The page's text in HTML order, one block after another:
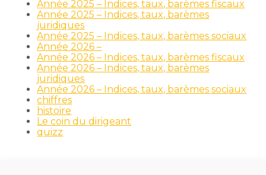
Année 2025 – Indices, taux, barèmes fiscaux
Année 2025 – Indices, taux, barèmes
juridiques
Année 2025 – Indices, taux, barèmes sociaux
Année 2026 –
Année 2026 – Indices, taux, barèmes fiscaux
Année 2026 – Indices, taux, barèmes
juridiques
Année 2026 – Indices, taux, barèmes sociaux
chiffres
histoire
Le coin du dirigeant
quizz